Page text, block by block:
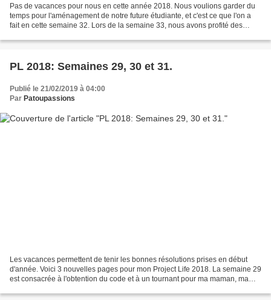
Pas de vacances pour nous en cette année 2018. Nous voulions garder du
temps pour l'aménagement de notre future étudiante, et c'est ce que l'on a
fait en cette semaine 32. Lors de la semaine 33, nous avons profité des
PL 2018: Semaines 29, 30 et 31.
Publié le 21/02/2019 à 04:00
Par Patoupassions
Les vacances permettent de tenir les bonnes résolutions prises en début
d'année. Voici 3 nouvelles pages pour mon Project Life 2018. La semaine 29
est consacrée à l'obtention du code et à un tournant pour ma maman, ma